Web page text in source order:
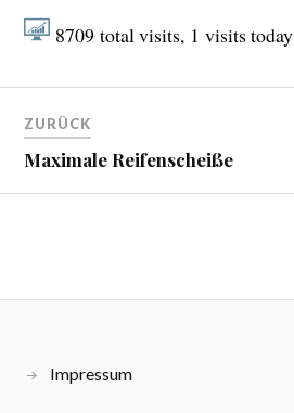
8709 total visits, 1 visits today
ZURÜCK
Maximale Reifenscheiße
Impressum